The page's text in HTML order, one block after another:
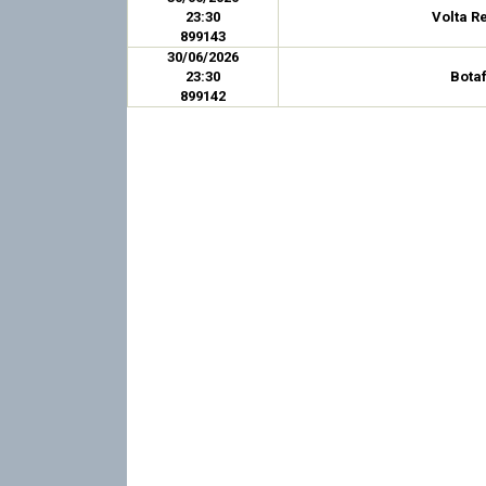
23:30
899143
Volta
30/06/2026
23:30
899142